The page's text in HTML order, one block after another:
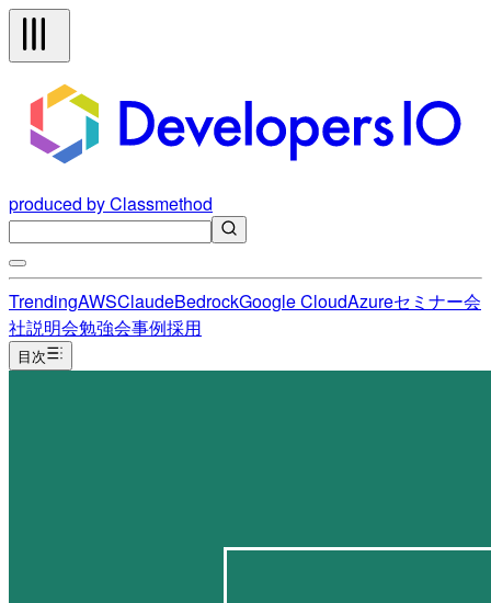
produced by Classmethod
TrendingAWSClaudeBedrockGoogle CloudAzureセミナー会
社説明会勉強会事例採用
目次